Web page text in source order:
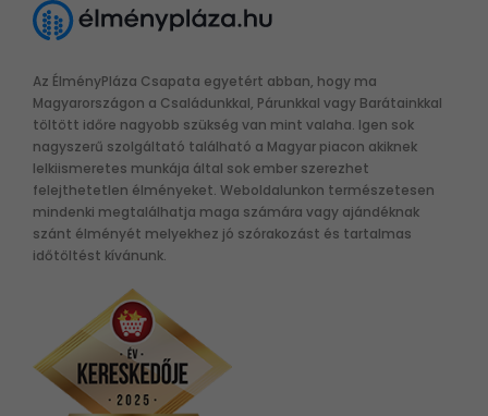
Az ÉlményPláza Csapata egyetért abban, hogy ma
Magyarországon a Családunkkal, Párunkkal vagy Barátainkkal
töltött időre nagyobb szükség van mint valaha. Igen sok
nagyszerű szolgáltató található a Magyar piacon akiknek
lelkiismeretes munkája által sok ember szerezhet
felejthetetlen élményeket. Weboldalunkon természetesen
mindenki megtalálhatja maga számára vagy ajándéknak
szánt élményét melyekhez jó szórakozást és tartalmas
időtöltést kívánunk.